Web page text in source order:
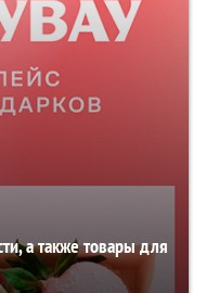
а также товары для